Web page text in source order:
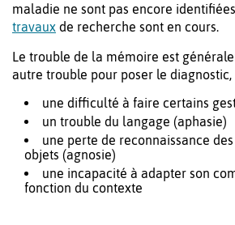
maladie ne sont pas encore
travaux de recherche sont en cours.
Le trouble de la mémoire est
autre trouble pour poser le diagnostic,
une difficulté à faire certains
un trouble du langage (aphasie)
une perte de reconnaissance
objets (agnosie)
une incapacité à adapter son
fonction du contexte